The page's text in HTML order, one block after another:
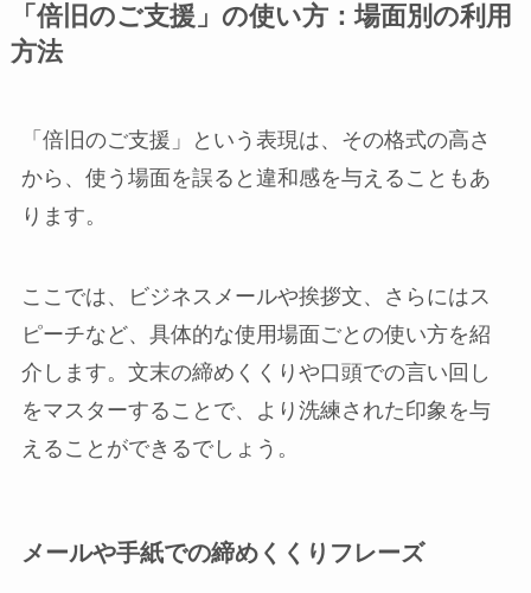
「倍旧のご支援」の使い方：場面別の利用
方法
「倍旧のご支援」という表現は、その格式の高さ
から、使う場面を誤ると違和感を与えることもあ
ります。
ここでは、ビジネスメールや挨拶文、さらにはス
ピーチなど、具体的な使用場面ごとの使い方を紹
介します。文末の締めくくりや口頭での言い回し
をマスターすることで、より洗練された印象を与
えることができるでしょう。
メールや手紙での締めくくりフレーズ